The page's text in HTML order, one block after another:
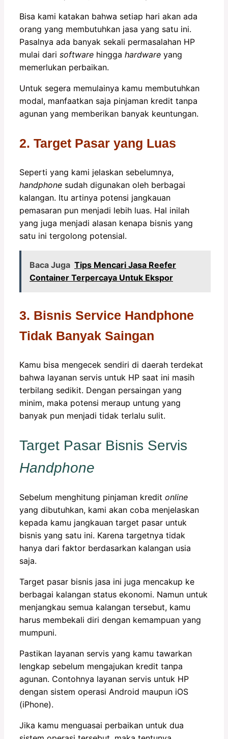
Bisa kami katakan bahwa setiap hari akan ada
orang yang membutuhkan jasa yang satu ini.
Pasalnya ada banyak sekali permasalahan HP
mulai dari software hingga hardware yang
memerlukan perbaikan.
Untuk segera memulainya kamu membutuhkan
modal, manfaatkan saja pinjaman kredit tanpa
agunan yang memberikan banyak keuntungan.
2. Target Pasar yang Luas
Seperti yang kami jelaskan sebelumnya,
handphone sudah digunakan oleh berbagai
kalangan. Itu artinya potensi jangkauan
pemasaran pun menjadi lebih luas. Hal inilah
yang juga menjadi alasan kenapa bisnis yang
satu ini tergolong potensial.
Baca Juga Tips Mencari Jasa Reefer
Container Terpercaya Untuk Ekspor
3. Bisnis Service Handphone
Tidak Banyak Saingan
Kamu bisa mengecek sendiri di daerah terdekat
bahwa layanan servis untuk HP saat ini masih
terbilang sedikit. Dengan persaingan yang
minim, maka potensi meraup untung yang
banyak pun menjadi tidak terlalu sulit.
Target Pasar Bisnis Servis
Handphone
Sebelum menghitung pinjaman kredit online
yang dibutuhkan, kami akan coba menjelaskan
kepada kamu jangkauan target pasar untuk
bisnis yang satu ini. Karena targetnya tidak
hanya dari faktor berdasarkan kalangan usia
saja.
Target pasar bisnis jasa ini juga mencakup ke
berbagai kalangan status ekonomi. Namun untuk
menjangkau semua kalangan tersebut, kamu
harus membekali diri dengan kemampuan yang
mumpuni.
Pastikan layanan servis yang kamu tawarkan
lengkap sebelum mengajukan kredit tanpa
agunan. Contohnya layanan servis untuk HP
dengan sistem operasi Android maupun iOS
(iPhone).
Jika kamu menguasai perbaikan untuk dua